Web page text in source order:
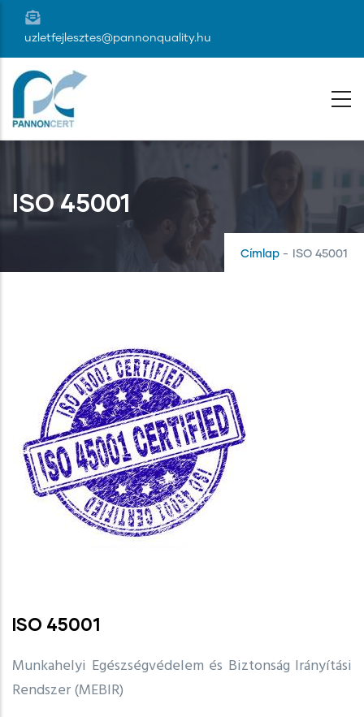
Ugrás
tartalomra
uzletfejlesztes@pannonquality.hu
ISO 45001
Címlap - ISO 45001
ISO 45001
Munkahelyi Egészségvédelem és Biztonság Irányítási
Rendszer (MEBIR)